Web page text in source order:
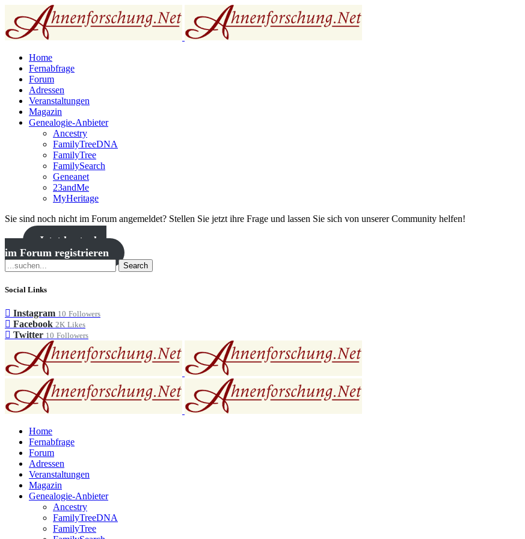
Home
Fernabfrage
Forum
Adressen
Veranstaltungen
Magazin
Genealogie-Anbieter
Ancestry
FamilyTreeDNA
FamilyTree
FamilySearch
Geneanet
23andMe
MyHeritage
Sie sind noch nicht im Forum angemeldet? Stellen Sie jetzt ihre Frage und lassen Sie sich von unserer Community helfen!
Jetzt kostenlos
im Forum registrieren
Search
Social Links
Instagram 10 Followers
Facebook 2K Likes
Twitter 10 Followers
Home
Fernabfrage
Forum
Adressen
Veranstaltungen
Magazin
Genealogie-Anbieter
Ancestry
FamilyTreeDNA
FamilyTree